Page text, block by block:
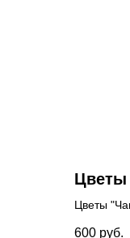
Цветы
Цветы
600 руб.